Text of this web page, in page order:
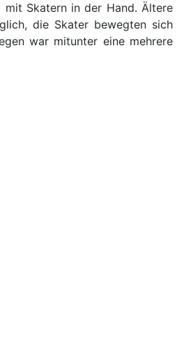
mit Skatern in der Hand. Ältere
die Skater bewegten sich
war mitunter eine mehrere